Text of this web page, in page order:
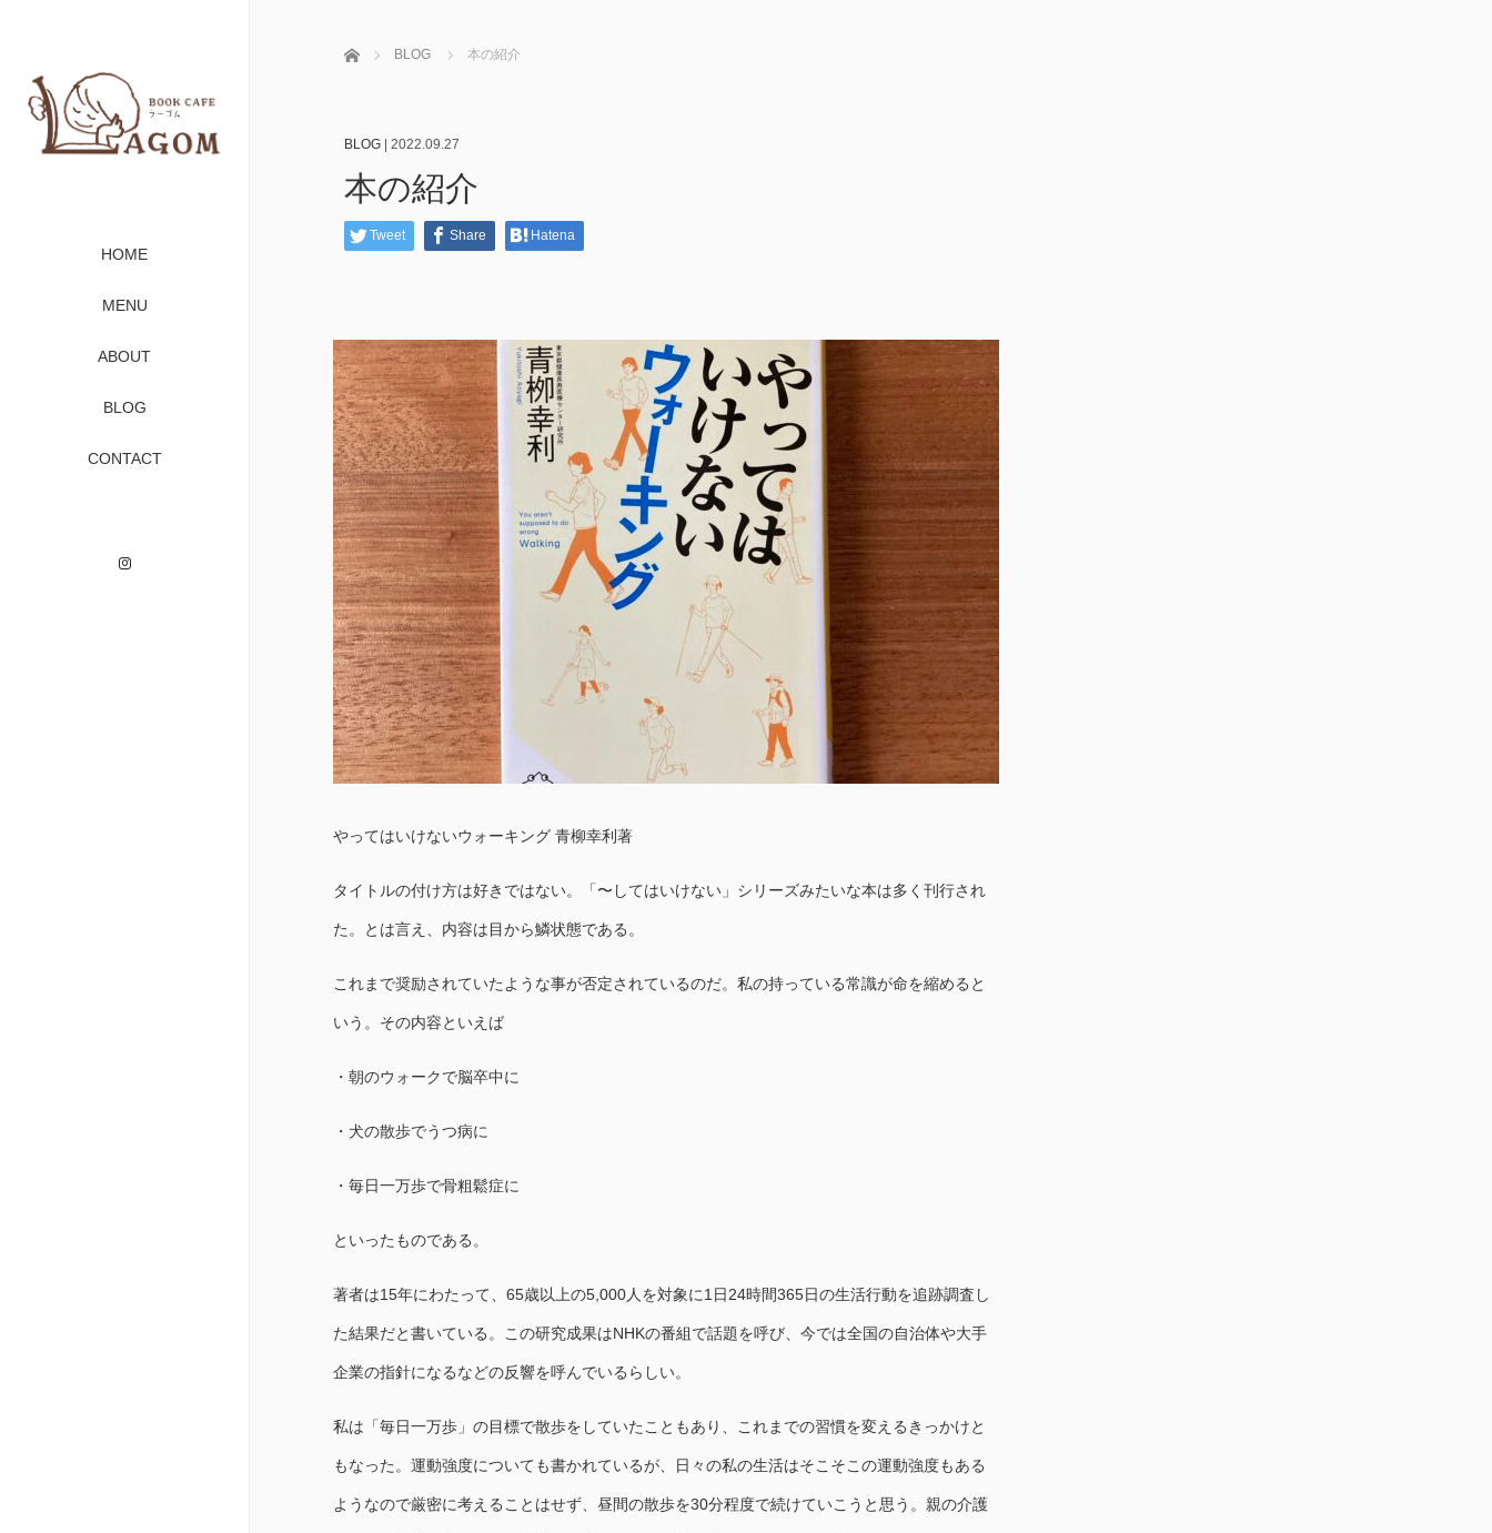
HOME
MENU
ABOUT
BLOG
CONTACT
ホーム BLOG 本の紹介
BLOG| 2022.09.27
本の紹介
Tweet Share Hatena
やってはいけないウォーキング 青柳幸利著
タイトルの付け方は好きではない。「〜してはいけない」シリーズみたいな本は多く刊行され
た。とは言え、内容は目から鱗状態である。
これまで奨励されていたような事が否定されているのだ。私の持っている常識が命を縮めると
いう。その内容といえば
・朝のウォークで脳卒中に
・犬の散歩でうつ病に
・毎日一万歩で骨粗鬆症に
といったものである。
著者は15年にわたって、65歳以上の5,000人を対象に1日24時間365日の生活行動を追跡調査し
た結果だと書いている。この研究成果はNHKの番組で話題を呼び、今では全国の自治体や大手
企業の指針になるなどの反響を呼んでいるらしい。
私は「毎日一万歩」の目標で散歩をしていたこともあり、これまでの習慣を変えるきっかけと
もなった。運動強度についても書かれているが、日々の私の生活はそこそこの運動強度もある
ようなので厳密に考えることはせず、昼間の散歩を30分程度で続けていこうと思う。親の介護